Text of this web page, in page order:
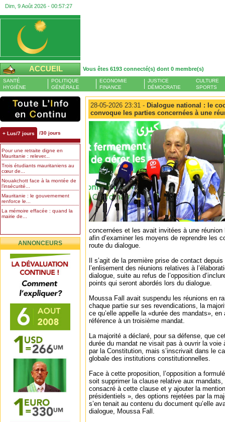
Dim, 9 Août 2026 - 00:57:27
ACCUEIL Vous êtes 6193 connecté(s) dont 0 membre(s)
SANTÉ
HYGIÈNE
POLITIQUE
GÉNÉRALE
ECONOMIE
FINANCE
JUSTICE
DÉMOCRATIE
CULTURE
SPORTS
+ Lus/7 jours /30 jours
Pour une retraite digne en
Mauritanie : relever...
Trois étudiants mauritaniens au
cœur de...
Nouakchott face à la montée de
l’insécurité...
Mauritanie : le gouvernement
renforce le...
La mémoire effacée : quand la
mairie de...
ANNONCEURS
28-05-2026 23:31 - Dialogue national : le
convoque les parties concernées à une
concernées et les avait invitées à une
afin d’examiner les moyens de reprendre les
route du dialogue.
Il s’agit de la première prise de contact
l’enlisement des réunions relatives à
dialogue, suite au refus de l’opposition
points qui seront abordés lors du dialogue.
Moussa Fall avait suspendu les réunions en
chaque partie sur ses revendications, la
ce qu’elle appelle la «durée des mandats»,
référence à un troisième mandat.
La majorité a déclaré, pour sa défense, que
durée du mandat ne visait pas à ouvrir la voie
par la Constitution, mais s’inscrivait dans le
globale des institutions constitutionnelles.
Face à cette proposition, l’opposition a
soit supprimer la clause relative aux mandats,
consacré à cette clause et y ajouter la
présidentiels », des options rejetées par la
s’en tenait au contenu du document qu’elle
dialogue, Moussa Fall.